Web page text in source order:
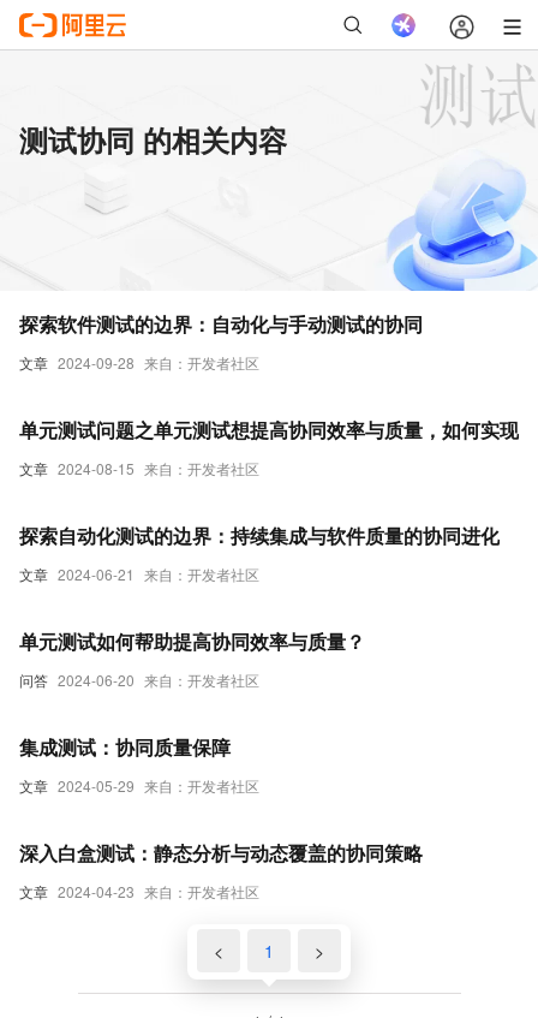
测试协同 的相关内容
文章 2024-09-28 来自：开发者社区
探索软件测试的边界：自动化与手动测试的协同
文章 2024-08-15 来自：开发者社区
单元测试问题之单元测试想提高协同效率与质量，如何实现
文章 2024-06-21 来自：开发者社区
探索自动化测试的边界：持续集成与软件质量的协同进化
问答 2024-06-20 来自：开发者社区
单元测试如何帮助提高协同效率与质量？
文章 2024-05-29 来自：开发者社区
集成测试：协同质量保障
文章 2024-04-23 来自：开发者社区
深入白盒测试：静态分析与动态覆盖的协同策略
< 1 >